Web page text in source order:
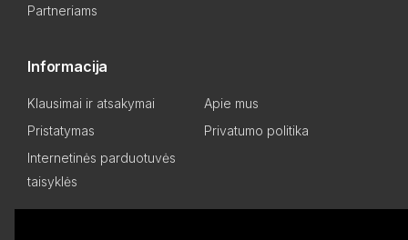
Partneriams
Informacija
Klausimai ir atsakymai
Apie mus
Pristatymas
Privatumo politika
Internetinės parduotuvės
taisyklės